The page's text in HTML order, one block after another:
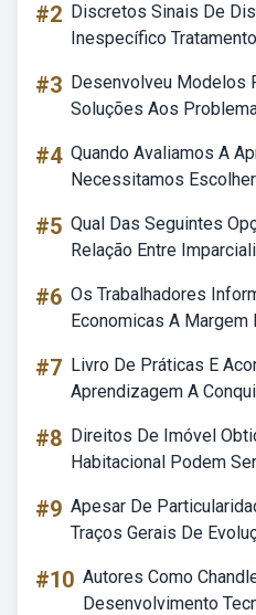
#2 Discretos Sinais De
Inespecífico Tratamento
#3 Desenvolveu Modelos
Soluções Aos
#4 Quando Avaliamos A
Necessitamos
#5 Qual Das Seguintes
Relação Entre
#6 Os Trabalhadores
Economicas A Margem
#7 Livro De Práticas E
Aprendizagem A
#8 Direitos De Imóvel
Habitacional Podem
#9 Apesar De
Traços Gerais De
#10 Autores Como
Desenvolvimento